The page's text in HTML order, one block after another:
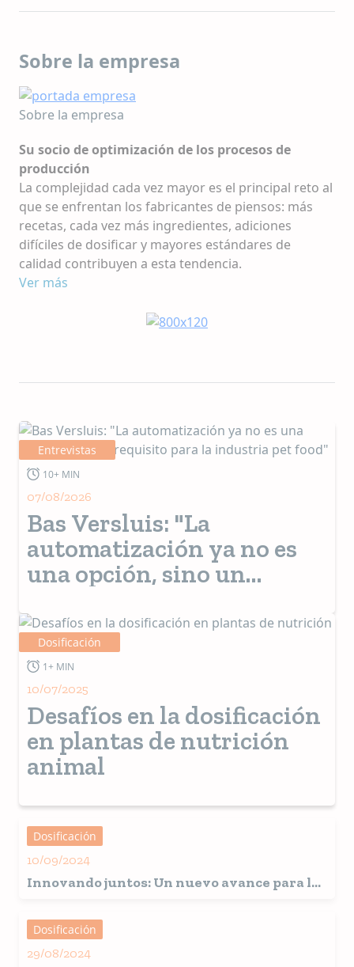
Sobre la empresa
Sobre la empresa
Su socio de optimización de los procesos de
producción
La complejidad cada vez mayor es el principal reto al
que se enfrentan los fabricantes de piensos: más
recetas, cada vez más ingredientes, adiciones
difíciles de dosificar y mayores estándares de
calidad contribuyen a esta tendencia.
Durante más de 50 años,
maquinaria modular y software inteligente
innovaciones de futuro. Nuestro objetivo es, no solo
mejorar el proceso de producción, sino también
realizar una contribución importante para aumentar
los márgenes y lograr objetivos.
Juntos creamos las soluciones con los mejores
resultados!
Ver más
Entrevistas
10+ MIN
07/08/2026
Bas Versluis: "La
automatización ya no es
una opción, sino un
pet food"
Dosificación
1+ MIN
10/07/2025
Desafíos en la dosificación
en plantas de nutrición
animal
Dosificación
10/09/2024
Innovando juntos: Un nuevo avance para la
mascotas
Dosificación
29/08/2024